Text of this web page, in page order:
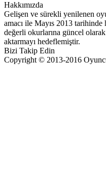
Hakkımızda
Gelişen ve sürekli yenilenen
amacı ile Mayıs 2013
değerli okurlarına güncel
aktarmayı hedeflemiştir.
Bizi Takip Edin
Copyright © 2013-2016